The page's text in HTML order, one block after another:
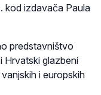
kod izdavača Paula
predstavništvo
Hrvatski glazbeni
i europskih